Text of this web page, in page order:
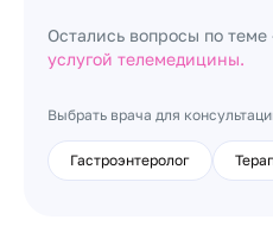
Остались вопросы по теме
услугой телемедицины.
Выбрать врача для
Гастроэнтеролог